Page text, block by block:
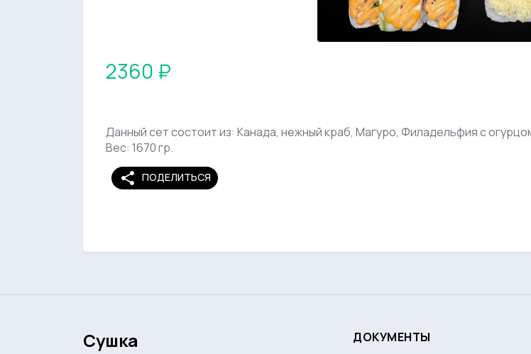
2360 ₽
Данный сет состоит из: Канада, нежный краб, Магуро, Филадельфия с
Вес: 1670 гр.
share ПОДЕЛИТЬСЯ
Сушка ДОКУМЕНТЫ